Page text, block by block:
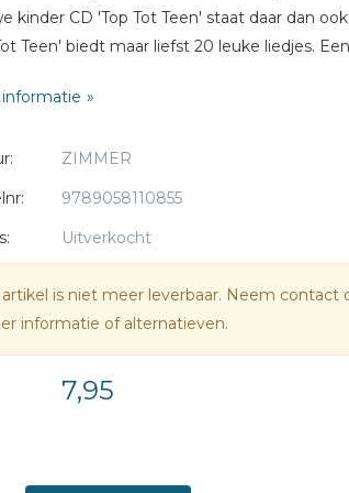
kinder CD 'Top Tot Teen' staat daar dan
Teen' biedt maar liefst 20 leuke liedjes. Een
dat nu niet?
ZIMMER
9789058110855
Uitverkocht
is niet meer leverbaar. Neem contact
informatie of alternatieven.
7,95